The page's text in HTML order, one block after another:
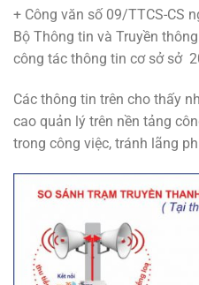
+ Công văn số 09/TTCS-CS
Bộ Thông tin và Truyền
công tác thông tin cơ sở sở
Các thông tin trên cho thấy
cao quản lý trên nền tảng
trong công việc, tránh lãng